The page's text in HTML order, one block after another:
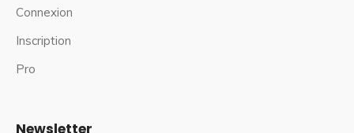
Connexion
Inscription
Pro
Newsletter